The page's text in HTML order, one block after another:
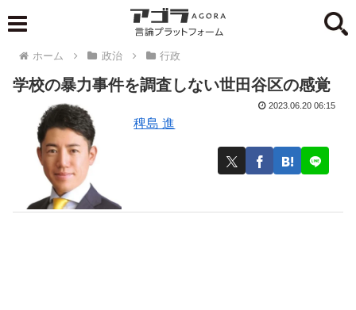
ホーム 政治 行政
学校の暴力事件を調査しない世田谷区の感覚
稗島 進
2023.06.20 06:15